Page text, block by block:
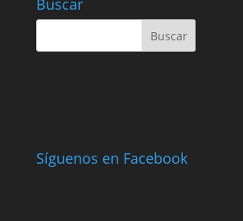
Síguenos en Facebook